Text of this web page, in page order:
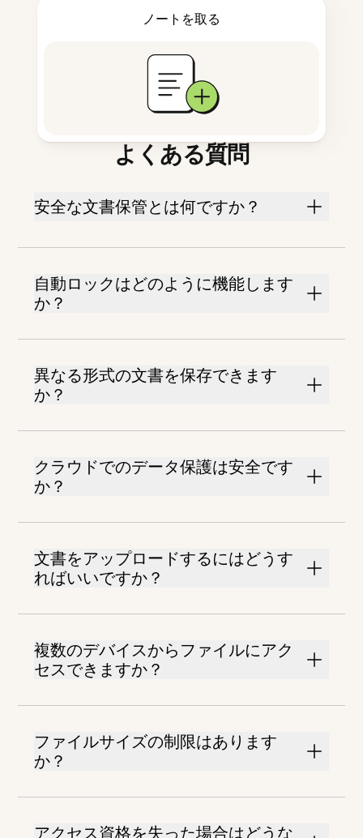
ノートを取る
よくある質問
安全な文書保管とは何ですか？
自動ロックはどのように機能します
か？
異なる形式の文書を保存できます
か？
クラウドでのデータ保護は安全です
か？
文書をアップロードするにはどうす
ればいいですか？
複数のデバイスからファイルにアク
セスできますか？
ファイルサイズの制限はあります
か？
アクセス資格を失った場合はどうな